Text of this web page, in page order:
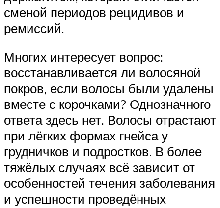
сменой периодов рецидивов и
ремиссий.
Многих интересует вопрос:
восстанавливается ли волосяной
покров, если волосы были удалены
вместе с корочками? Однозначного
ответа здесь нет. Волосы отрастают
при лёгких формах гнейса у
грудничков и подростков. В более
тяжёлых случаях всё зависит от
особенностей течения заболевания
и успешности проведённых